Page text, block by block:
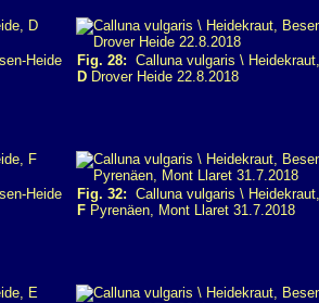
Heide
Fig. 28: Calluna vulgaris \
D Drover Heide 22.8.2018
Heide
Fig. 32: Calluna vulgaris \
F Pyrenäen, Mont Llaret 31.7.2018